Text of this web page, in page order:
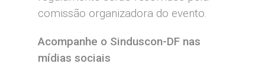
comissão organizadora do evento.
Acompanhe o Sinduscon-DF nas
mídias sociais